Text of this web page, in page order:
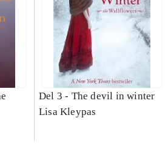
Del 3 - The devil in winter
Lisa Kleypas